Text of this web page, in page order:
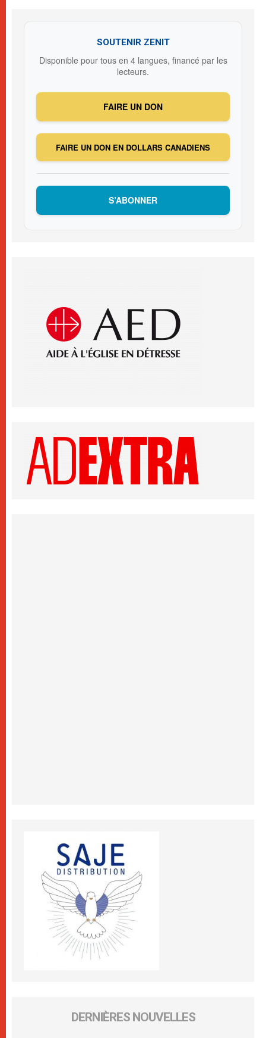
SOUTENIR ZENIT
Disponible pour tous en 4 langues, financé par les
lecteurs.
FAIRE UN DON
FAIRE UN DON EN DOLLARS CANADIENS
S’ABONNER
DERNIÈRES NOUVELLES